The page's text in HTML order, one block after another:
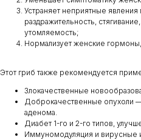
Устраняет неприятные
раздражительность,
утомляемость;
Нормализует женские
Этот гриб также рекомендуется
Злокачественные
Доброкачественные опухоли
аденома.
Диабет 1-го и 2-го типов,
Иммуномодуляция и вирусные